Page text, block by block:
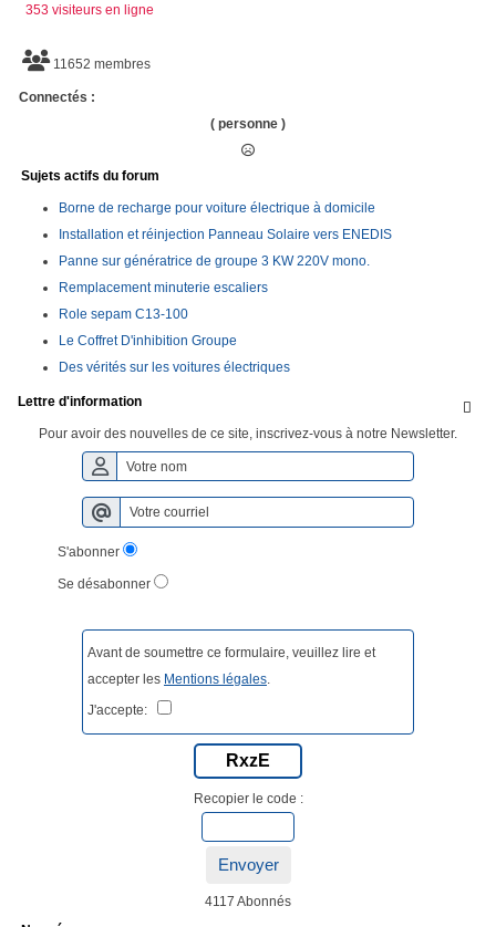
353 visiteurs en ligne
11652 membres
Connectés :
( personne )
Sujets actifs du forum
Borne de recharge pour voiture électrique à domicile
Installation et réinjection Panneau Solaire vers ENEDIS
Panne sur génératrice de groupe 3 KW 220V mono.
Remplacement minuterie escaliers
Role sepam C13-100
Le Coffret D'inhibition Groupe
Des vérités sur les voitures électriques

Lettre d'information
Pour avoir des nouvelles de ce site, inscrivez-vous à notre Newsletter.
S'abonner
Se désabonner
Avant de soumettre ce formulaire, veuillez lire et
accepter les Mentions légales.
J'accepte:
RxzE
Recopier le code :
Envoyer
4117 Abonnés